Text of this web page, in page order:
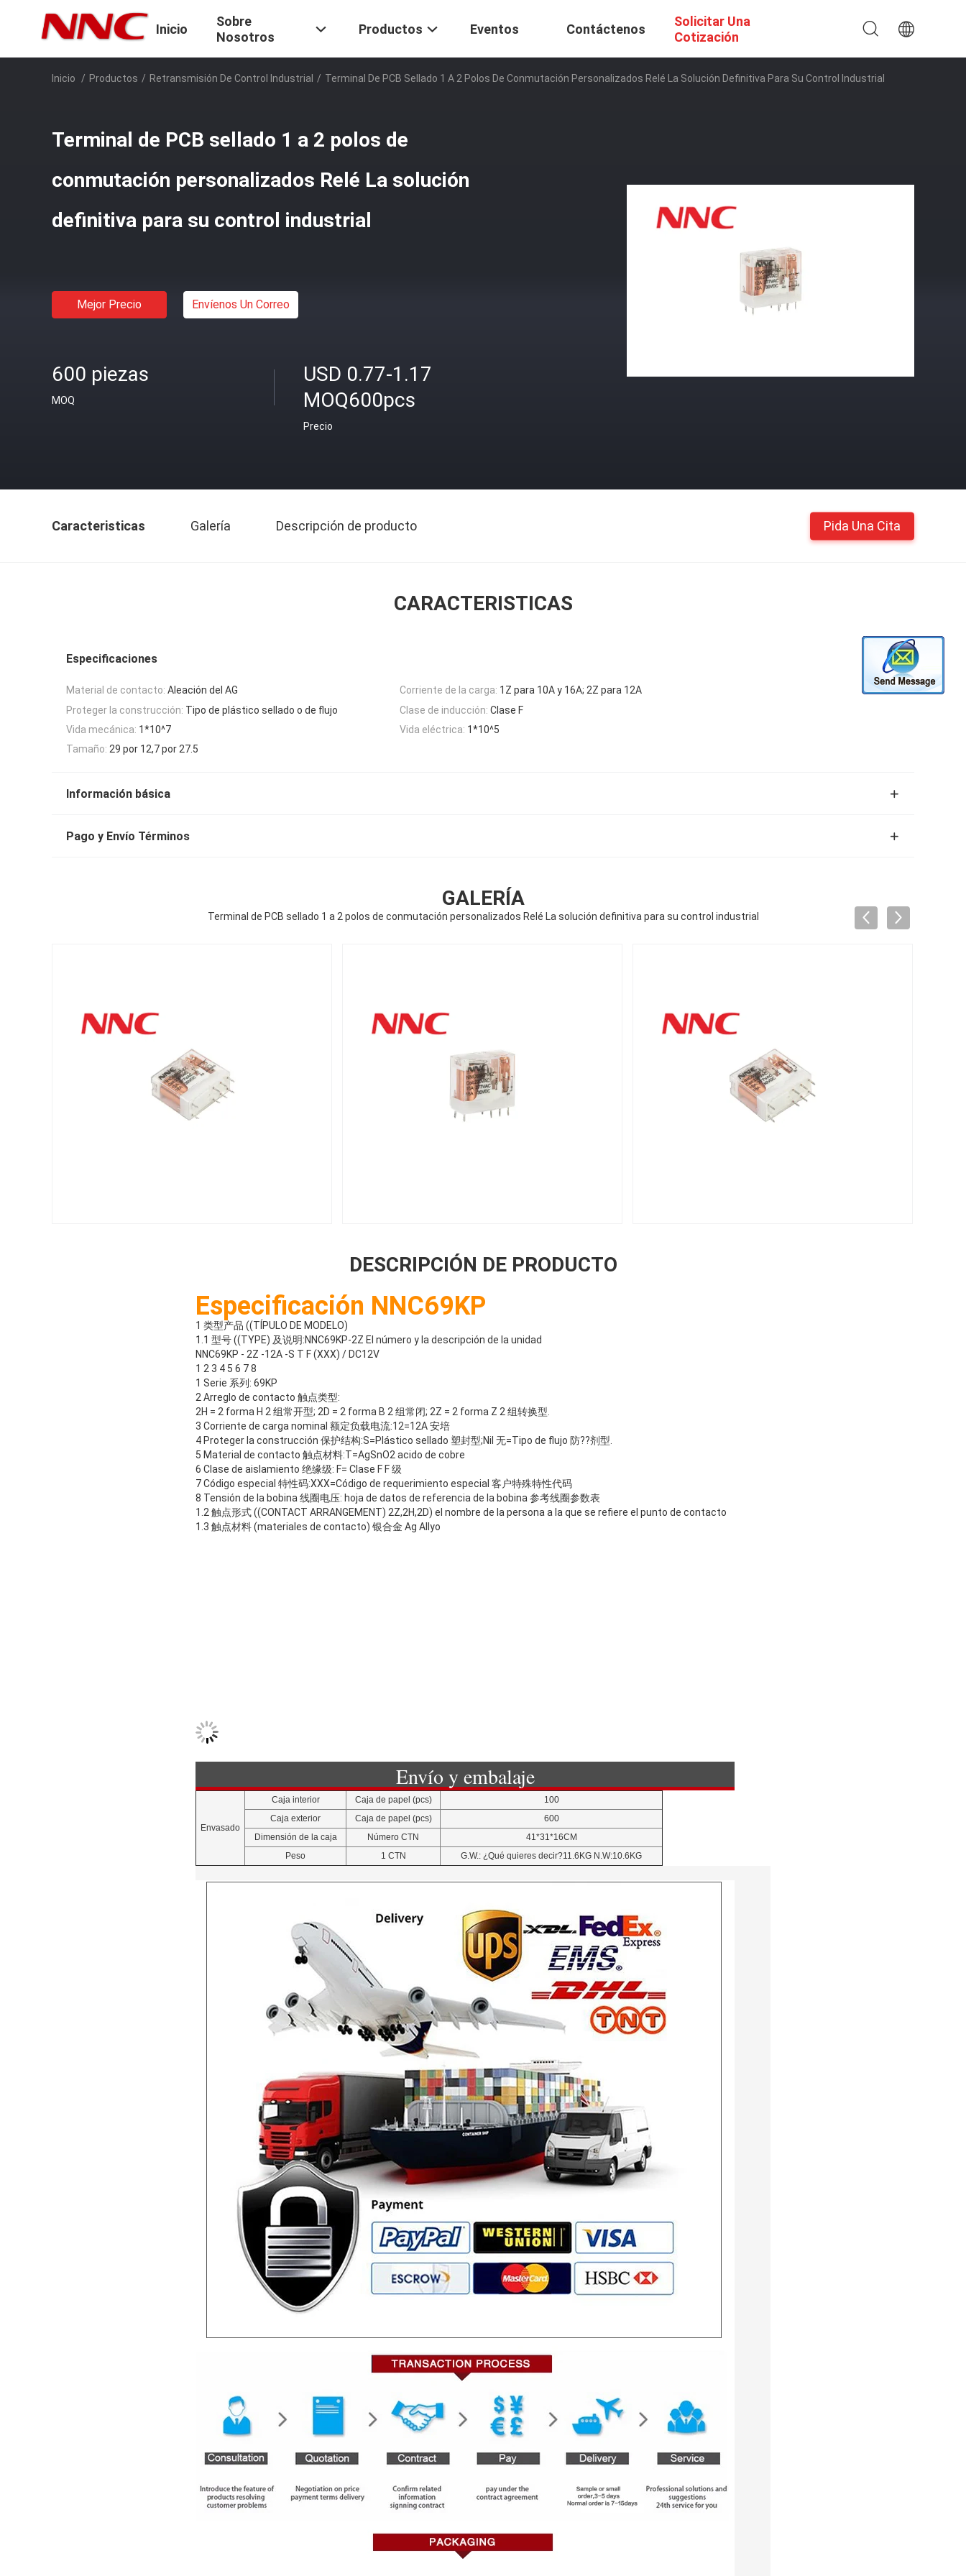
Inicio
Sobre
Nosotros
Productos Eventos Contáctenos
Solicitar Una
Cotización
Inicio / Productos / Retransmisión De Control Industrial / Terminal De PCB Sellado 1 A 2 Polos De Conmutación Personalizados Relé La Solución Definitiva Para Su Control Industrial
Terminal de PCB sellado 1 a 2 polos de
conmutación personalizados Relé La solución
definitiva para su control industrial
Mejor Precio Envíenos Un Correo
600 piezas
MOQ
USD 0.77-1.17
MOQ600pcs
Precio
Caracteristicas Galería Descripción de producto Pida Una Cita
CARACTERISTICAS
Especificaciones
Material de contacto: Aleación del AG Corriente de la carga: 1Z para 10A y 16A; 2Z para 12A
Proteger la construcción: Tipo de plástico sellado o de flujo Clase de inducción: Clase F
Vida mecánica: 1*10^7 Vida eléctrica: 1*10^5
Tamaño: 29 por 12,7 por 27.5
Información básica
Pago y Envío Términos
GALERÍA
Terminal de PCB sellado 1 a 2 polos de conmutación personalizados Relé La solución definitiva para su control industrial
DESCRIPCIÓN DE PRODUCTO
Especificación NNC69KP
1 类型产品 ((TÍPULO DE MODELO)
1.1 型号 ((TYPE) 及说明:NNC69KP-2Z El número y la descripción de la unidad
NNC69KP - 2Z -12A -S T F (XXX) / DC12V
1 2 3 4 5 6 7 8
1 Serie 系列: 69KP
2 Arreglo de contacto 触点类型:
2H = 2 forma H 2 组常开型; 2D = 2 forma B 2 组常闭; 2Z = 2 forma Z 2 组转换型.
3 Corriente de carga nominal 额定负载电流:12=12A 安培
4 Proteger la construcción 保护结构:S=Plástico sellado 塑封型;Nil 无=Tipo de flujo 防??剂型.
5 Material de contacto 触点材料:T=AgSnO2 acido de cobre
6 Clase de aislamiento 绝缘级: F= Clase F F 级
7 Código especial 特性码:XXX=Código de requerimiento especial 客户特殊特性代码
8 Tensión de la bobina 线圈电压: hoja de datos de referencia de la bobina 参考线圈参数表
1.2 触点形式 ((CONTACT ARRANGEMENT) 2Z,2H,2D) el nombre de la persona a la que se refiere el punto de contacto
1.3 触点材料 (materiales de contacto) 银合金 Ag Allyo
Envío y embalaje
Envasado
Caja interior Caja de papel (pcs)
100
Caja exterior
Caja de papel (pcs)
600
Dimensión de la caja
Número CTN
41*31*16CM
Peso
1 CTN G.W.: ¿Qué quieres decir?11.6KG N.W:10.6KG